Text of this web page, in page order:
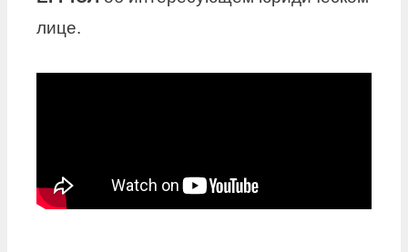
лице.